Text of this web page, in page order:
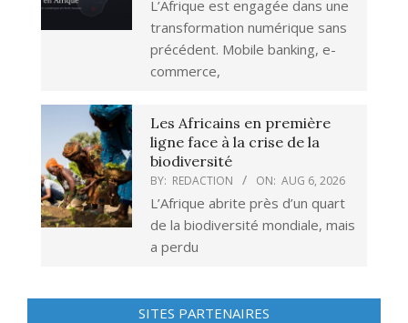
L’Afrique est engagée dans une
transformation numérique sans
précédent. Mobile banking, e-
commerce,
Les Africains en première
ligne face à la crise de la
biodiversité
BY: REDACTION ON: AUG 6, 2026
L’Afrique abrite près d’un quart
de la biodiversité mondiale, mais
a perdu
SITES PARTENAIRES